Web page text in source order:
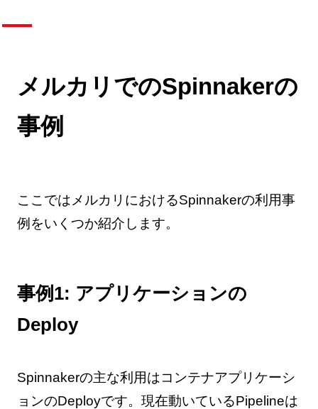
メルカリでのSpinnakerの
事例
ここではメルカリにおけるSpinnakerの利用事
例をいくつか紹介します。
事例1: アプリケーションの
Deploy
Spinnakerの主な利用はコンテナアプリケーシ
ョンのDeployです。現在動いているPipelineは